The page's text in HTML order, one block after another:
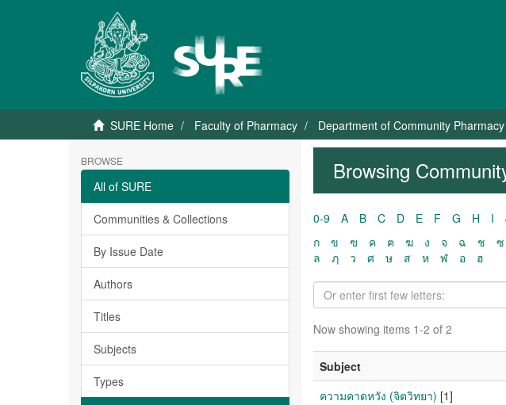
SURE Home Faculty of Pharmacy Department of Community Pharmacy
BROWSE
All of SURE
Communities & Collections
By Issue Date
Authors
Titles
Subjects
Types
Browsing
0-9 A B C D E F G H I
ก
ข ฃ ค ฅ ฆ ง จ ฉ ช ซ
ล
ฦ ว ศ ษ ส ห ฬ อ ฮ
Now showing items 1-2 of 2
Subject
ความคาดหวัง (จิตวิทยา) [1]